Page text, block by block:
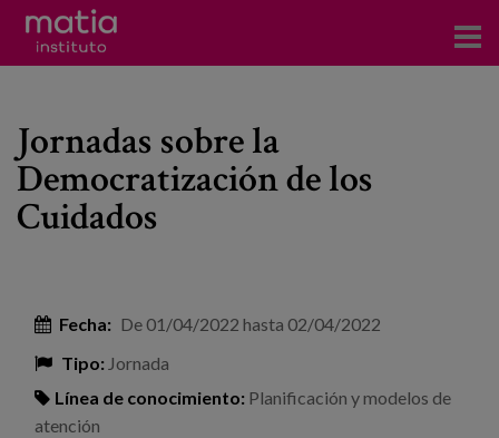
Investigación
Publicaciones
Formación
Eventos
Jornadas sobre la
Democratización de los
Cuidados
Fecha: De01/04/2022 hasta 02/04/2022
Tipo: Jornada
Línea de conocimiento: Planificación y modelos de
atención